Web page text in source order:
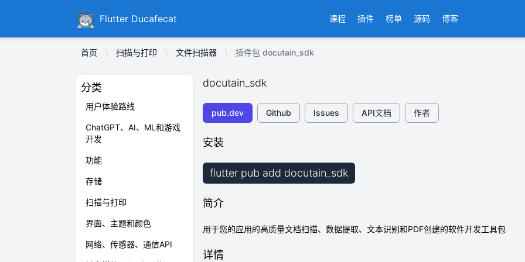
DucafecatFlutter Ducafecat 课程 插件 榜单 源码 博客
首页 扫描与打印 文件扫描器 插件包 docutain_sdk
分类
用户体验路线
ChatGPT、AI、ML和游戏
开发
功能
存储
扫描与打印
界面、主题和颜色
网络、传感器、通信API
docutain_sdk
pub.dev Github Issues API文档 作者
安装
flutter pub add docutain_sdk
简介
用于您的应用的高质量文档扫描、数据提取、文本识别和PDF创建的软件开发工具包
详情